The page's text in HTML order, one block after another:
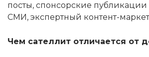
посты, спонсорские публикации
СМИ, экспертный контент-
Чем сателлит отличается от